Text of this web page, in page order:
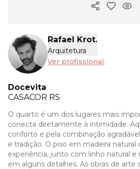
Copiar link
Rafael Krot.
Arquitetura
Ver profissional
Docevita
CASACOR RS
O quarto é um dos lugares mais
conecta diretamente à intimidade.
conforto e pela combinação
e tradição. O piso em madeira natural
experiência, junto com linho natural e
em alguns detalhes. As obras de arte